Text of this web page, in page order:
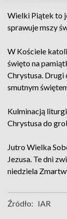
Wielki Piątek to
sprawuje mszy
W Kościele
święto na
Chrystusa. Drugi
smutnym
Kulminacją
Chrystusa do
Jutro Wielka
Jezusa. Te dni
niedziela
Źródło: IAR